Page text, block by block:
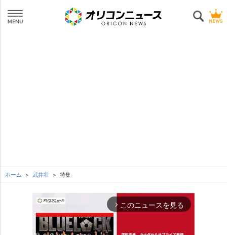
ホーム 武井壮 特集
arrow_forward_ios このニュースを見る